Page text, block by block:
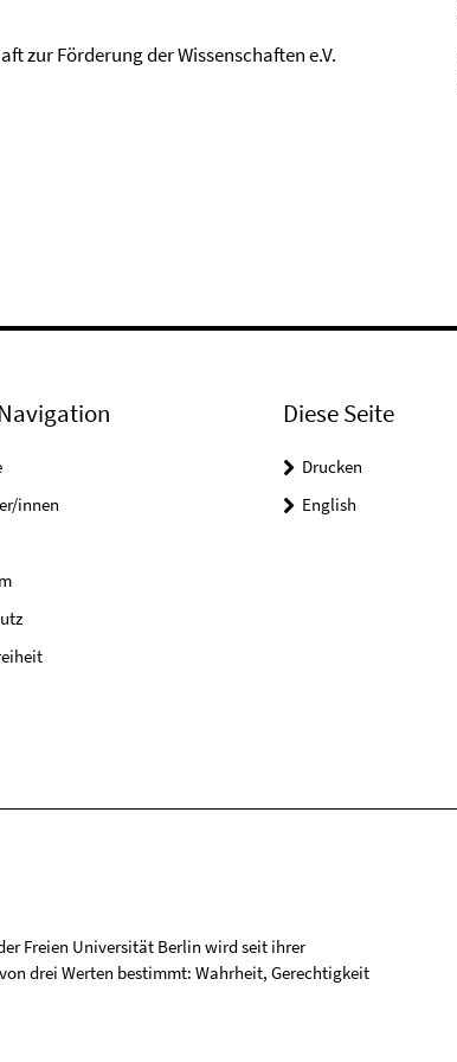
zur Förderung der Wissenschaften e.V.
innen
Diese Seite
Drucken
English
Freien Universität Berlin wird seit ihrer
drei Werten bestimmt: Wahrheit, Gerechtigkeit